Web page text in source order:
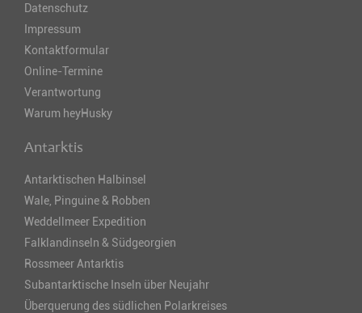
Datenschutz
Impressum
Kontaktformular
Online-Termine
Verantwortung
Warum heyHusky
Antarktis
Antarktischen Halbinsel
Wale, Pinguine & Robben
Weddellmeer Expedition
Falklandinseln & Südgeorgien
Rossmeer Antarktis
Subantarktische Inseln über Neujahr
Überquerung des südlichen Polarkreises